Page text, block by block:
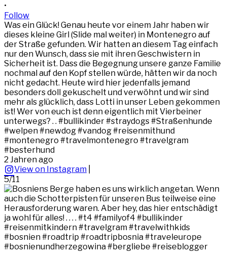
•
Follow
Was ein Glück! Genau heute vor einem Jahr haben wir
dieses kleine Girl (Slide mal weiter) in Montenegro auf
der Straße gefunden. Wir hatten an diesem Tag einfach
nur den Wunsch, dass sie mit ihren Geschwistern in
Sicherheit ist. Dass die Begegnung unsere ganze Familie
nochmal auf den Kopf stellen würde, hätten wir da noch
nicht gedacht. Heute wird hier jedenfalls jemand
besonders doll gekuschelt und verwöhnt und wir sind
mehr als glücklich, dass Lotti in unser Leben gekommen
ist! Wer von euch ist denn eigentlich mit Vierbeiner
unterwegs? . . #bullikinder #straydogs #Straßenhunde
#welpen #newdog #vandog #reisenmithund
#montenegro #travelmontenegro #travelgram
#besterhund
2 Jahren ago
View on Instagram
5/11